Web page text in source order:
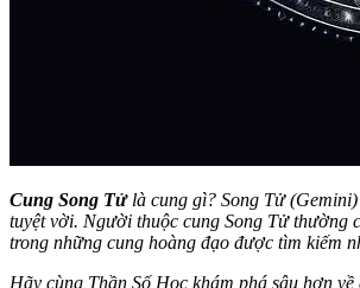
Cung Song Tửlà cung gì? Song Tử
tuyệt vời. Người thuộc cung Song Tử thường
trong những cung hoàng đạo được tìm kiếm
Hãy cùng Thần Số Học khám phá sâu hơn